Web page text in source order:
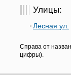
Улицы:
Лесная ул.
Справа от
цифры).